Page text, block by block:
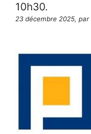
10h30.
23 décembre 2025, par